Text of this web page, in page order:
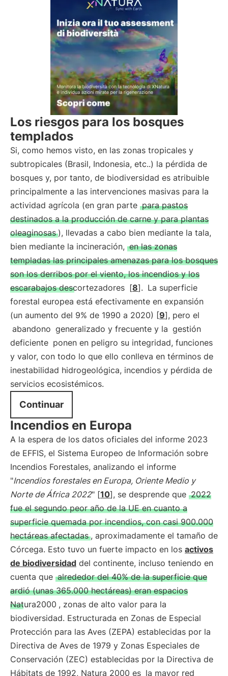
Los riesgos para los bosques
templados
Si, como hemos visto, en las zonas tropicales y
subtropicales (Brasil, Indonesia, etc..) la pérdida de
bosques y, por tanto, de biodiversidad es atribuible
principalmente a las intervenciones masivas para la
actividad agrícola (en gran parte para pastos
destinados a la producción de carne y para plantas
oleaginosas ), llevadas a cabo bien mediante la tala,
bien mediante la incineración, en las zonas
templadas las principales amenazas para los bosques
son los derribos por el viento, los incendios y los
escarabajos descortezadores [8]. La superficie
forestal europea está efectivamente en expansión
(un aumento del 9% de 1990 a 2020) [9], pero el
abandono generalizado y frecuente y la gestión
deficiente ponen en peligro su integridad, funciones
y valor, con todo lo que ello conlleva en términos de
inestabilidad hidrogeológica, incendios y pérdida de
servicios ecosistémicos.
Continuar
Incendios en Europa
A la espera de los datos oficiales del informe 2023
de EFFIS, el Sistema Europeo de Información sobre
Incendios Forestales, analizando el informe
"Incendios forestales en Europa, Oriente Medio y
Norte de África 2022" [10], se desprende que 2022
fue el segundo peor año de la UE en cuanto a
superficie quemada por incendios, con casi 900.000
hectáreas afectadas , aproximadamente el tamaño de
Córcega. Esto tuvo un fuerte impacto en los activos
de biodiversidad del continente, incluso teniendo en
cuenta que alrededor del 40% de la superficie que
ardió (unas 365.000 hectáreas) eran espacios
Natura2000 , zonas de alto valor para la
biodiversidad. Estructurada en Zonas de Especial
Protección para las Aves (ZEPA) establecidas por la
Directiva de Aves de 1979 y Zonas Especiales de
Conservación (ZEC) establecidas por la Directiva de
Hábitats de 1992, Natura 2000 es la mayor red